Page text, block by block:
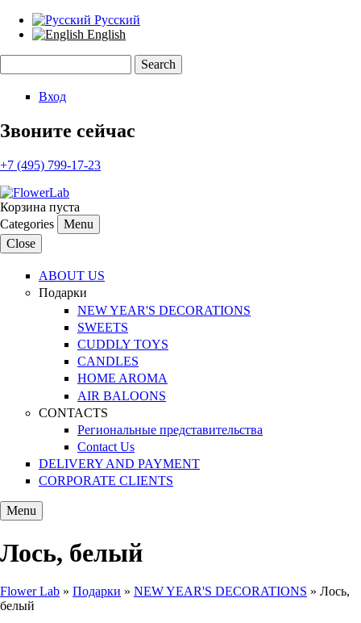
Русский
English
Search form
Вход
Звоните сейчас
+7 (495) 799-17-23
Корзина пуста
Categories
Menu
Close
ABOUT US
Подарки
NEW YEAR'S DECORATIONS
SWEETS
CUDDLY TOYS
CANDLES
HOME AROMA
AIR BALOONS
CONTACTS
Региональные представительства
Contact Us
DELIVERY AND PAYMENT
CORPORATE CLIENTS
Menu
Лось, белый
You are here
Flower Lab » Подарки » NEW YEAR'S DECORATIONS » Лось,
белый